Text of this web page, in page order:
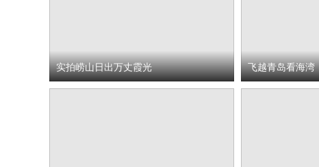
实拍崂山日出万丈霞光 飞越青岛看海湾